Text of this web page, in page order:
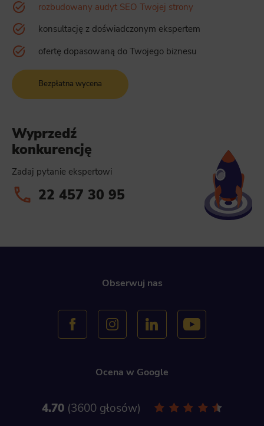
rozbudowany audyt SEO Twojej strony
konsultację z doświadczonym ekspertem
ofertę dopasowaną do Twojego biznesu
Bezpłatna wycena
Wyprzedź
konkurencję
Zadaj pytanie ekspertowi
22 457 30 95
Obserwuj nas
Ocena w Google
4.70 3600 głosów